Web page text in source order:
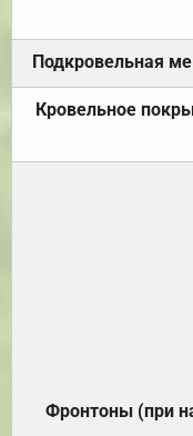
Подкровельная
Кровельное
Фронтоны (при